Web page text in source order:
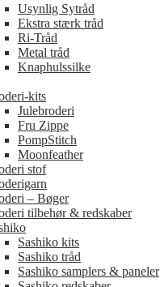
Usynlig Sytråd
Ekstra stærk tråd
Ri-Tråd
Metal tråd
Knaphulssilke
kits
Julebroderi
Fru Zippe
PompStitch
Moonfeather
stof
– Bøger
tilbehør & redskaber
Sashiko kits
Sashiko tråd
Sashiko samplers & paneler